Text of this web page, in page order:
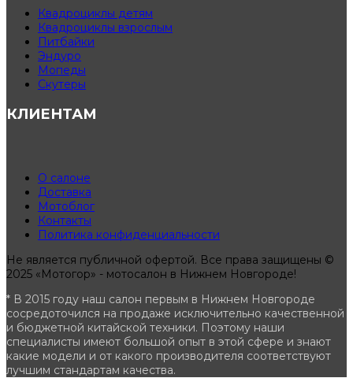
Квадроциклы детям
Квадроциклы взрослым
Питбайки
Эндуро
Мопеды
Скутеры
КЛИЕНТАМ
О салоне
Доставка
Мотоблог
Контакты
Политика конфиденциальности
Не является публичной офертой. Все права защищены ©
2025 «Мотогор» - мотосалон в Нижнем Новгороде!
* В 2015 году наш салон первым в Нижнем Новгороде
сосредоточился на продаже исключительно качественной
и бюджетной китайской техники. Поэтому наши
специалисты имеют большой опыт в этой сфере и знают
какие модели и от какого производителя соответствуют
лучшим стандартам качества.